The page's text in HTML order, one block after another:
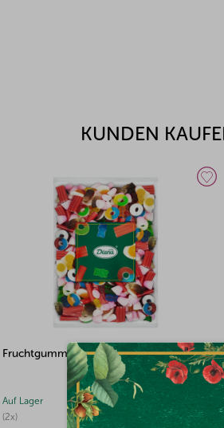
KUNDEN
Fruchtgummi Mini Mix 500g
(2x)
Auf Lager